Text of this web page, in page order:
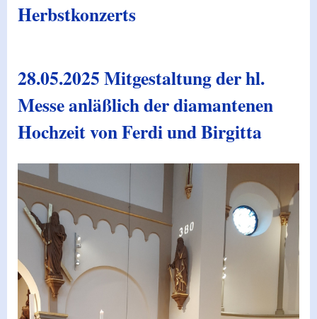
Herbstkonzerts
28.05.2025 Mitgestaltung der hl.
Messe anläßlich der diamantenen
Hochzeit von Ferdi und Birgitta